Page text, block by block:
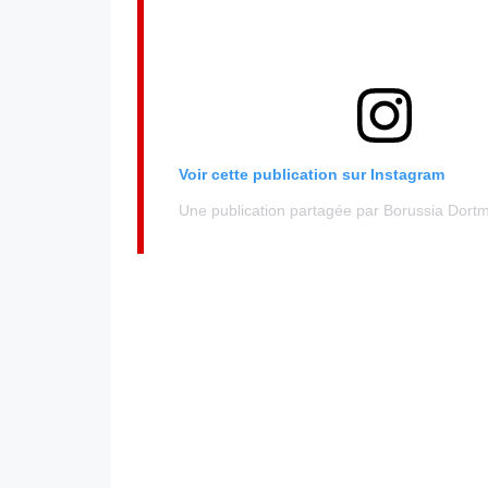
Voir cette publication sur Instagram
Une publication partagée par Borussia